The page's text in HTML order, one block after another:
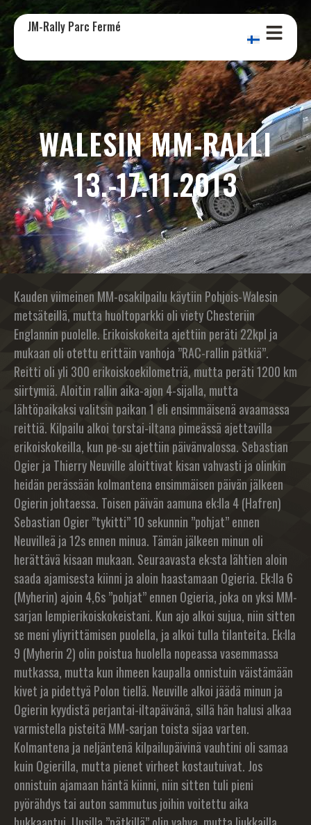
JM-Rally Parc Fermé
WALESIN MM-RALLI
13.-17.11.2013
Kauden viimeinen MM-osakilpailu käytiin Pohjois-Walesin
metsäteillä, mutta huoltoparkki oli viety Chesteriin
Englannin puolelle. Erikoiskokeita ajettiin peräti 22kpl ja
mukaan oli otettu erittäin vanhoja ”RAC-rallin pätkiä”.
Reitti oli yli 300 erikoiskoekilometriä, mutta peräti 1200 km
siirtymiä. Aloitin rallin aika-ajon 4-sijalla, mutta
lähtöpaikaksi valitsin paikan 1 eli ensimmäisenä avaamassa
reittiä. Kilpailu alkoi torstai-iltana pimeässä ajettavilla
erikoiskokeilla, kun pe-su ajettiin päivänvalossa. Sebastian
Ogier ja Thierry Neuville aloittivat kisan vahvasti ja olinkin
heidän perässään kolmantena ensimmäisen päivän jälkeen
Ogierin johtaessa. Toisen päivän aamuna ek:lla 4 (Hafren)
Sebastian Ogier ”tykitti” 10 sekunnin ”pohjat” ennen
Neuvilleä ja 12s ennen minua. Tämän jälkeen minun oli
herättävä kisaan mukaan. Seuraavasta ek:sta lähtien aloin
saada ajamisesta kiinni ja aloin haastamaan Ogieria. Ek:lla 6
(Myherin) ajoin 4,6s ”pohjat” ennen Ogieria, joka on yksi MM-
sarjan lempierikoiskokeistani. Kun ajo alkoi sujua, niin sitten
se meni yliyrittämisen puolella, ja alkoi tulla tilanteita. Ek:lla
9 (Myherin 2) olin poistua huolella nopeassa vasemmassa
mutkassa, mutta kun ihmeen kaupalla onnistuin väistämään
kivet ja pidettyä Polon tiellä. Neuville alkoi jäädä minun ja
Ogierin kyydistä perjantai-iltapäivänä, sillä hän halusi alkaa
varmistella pisteitä MM-sarjan toista sijaa varten.
Kolmantena ja neljäntenä kilpailupäivinä vauhtini oli samaa
kuin Ogierilla, mutta pienet virheet kostautuivat. Jos
onnistuin ajamaan häntä kiinni, niin sitten tuli pieni
pyörähdys tai auton sammutus joihin voitettu aika